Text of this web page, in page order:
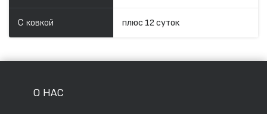
С ковкой плюс 12 суток
О НАС